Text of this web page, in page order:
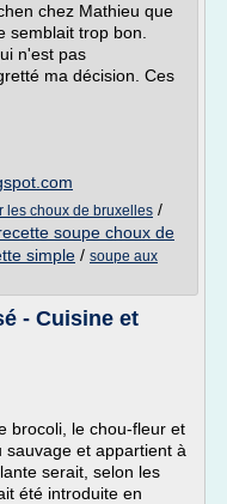
chez Mathieu que
semblait trop bon.
n'est pas
ma décision. Ces
les choux de bruxelles /
soupe choux de
simple / soupe aux
- Cuisine et
brocoli, le chou-fleur et
sauvage et appartient à
serait, selon les
été introduite en